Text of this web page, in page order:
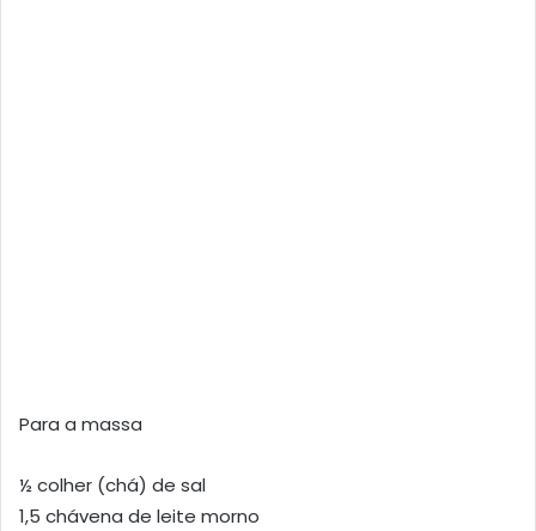
Para a massa
½ colher (chá) de sal
1,5 chávena de leite morno